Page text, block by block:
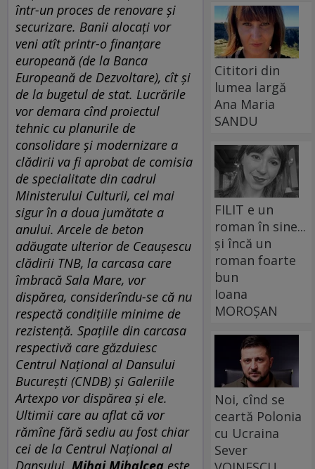
într-un proces de renovare şi
securizare. Banii alocaţi vor
veni atît printr-o finanţare
europeană (de la Banca
Europeană de Dezvoltare), cît şi
de la bugetul de stat. Lucrările
vor demara cînd proiectul
tehnic cu planurile de
consolidare şi modernizare a
clădirii va fi aprobat de comisia
de specialitate din cadrul
Ministerului Culturii, cel mai
sigur în a doua jumătate a
anului. Arcele de beton
adăugate ulterior de Ceauşescu
clădirii TNB, la carcasa care
îmbracă Sala Mare, vor
dispărea, considerîndu-se că nu
respectă condiţiile minime de
rezistenţă. Spaţiile din carcasa
respectivă care găzduiesc
Centrul Naţional al Dansului
Bucureşti (CNDB) şi Galeriile
Artexpo vor dispărea şi ele.
Ultimii care au aflat că vor
rămîne fără sediu au fost chiar
cei de la Centrul Naţional al
Dansului. Mihai Mihalcea este
Cititori din
lumea largă
Ana Maria
SANDU
FILIT e un
roman în sine...
și încă un
roman foarte
bun
Ioana
MOROȘAN
Noi, cînd se
ceartă Polonia
cu Ucraina
Sever